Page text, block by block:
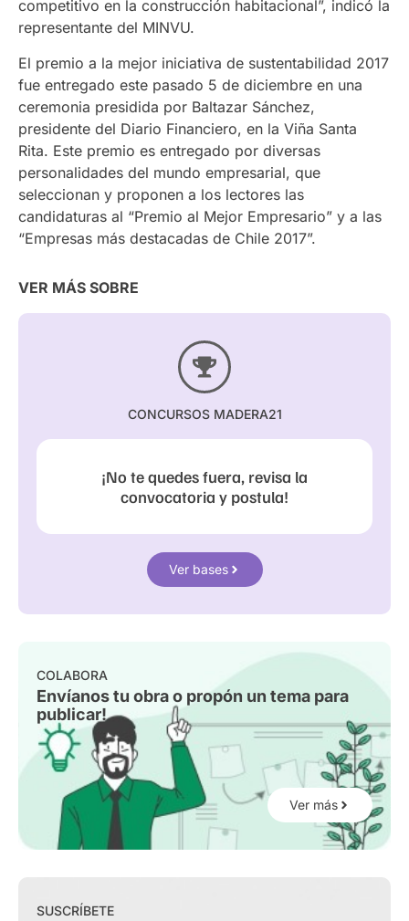
competitivo en la construcción habitacional”, indicó la
representante del MINVU.
El premio a la mejor iniciativa de sustentabilidad 2017
fue entregado este pasado 5 de diciembre en una
ceremonia presidida por Baltazar Sánchez,
presidente del Diario Financiero, en la Viña Santa
Rita. Este premio es entregado por diversas
personalidades del mundo empresarial, que
seleccionan y proponen a los lectores las
candidaturas al “Premio al Mejor Empresario” y a las
“Empresas más destacadas de Chile 2017”.
VER MÁS SOBRE
CONCURSOS MADERA21
¡No te quedes fuera, revisa la
convocatoria y postula!
Ver bases
COLABORA
Envíanos tu obra o propón un tema para
publicar!
Ver más
SUSCRÍBETE